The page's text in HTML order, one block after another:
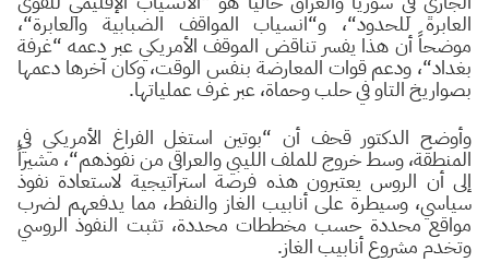
العابرة للحدود“، و“انسياب المواقف الضبابية والعابرة“،
موضحاً أن هذا يفسر تناقض الموقف الأمريكي عبر دعمه “غرفة
بغداد“، ودعم قوات المعارضة بنفس الوقت، وكان آخرها دعمها
بصواريخ التاو في حلب وحماة، عبر غرف عملياتها.
وأوضح الدكتور قحف أن “بوتين استغل الفراغ الأمريكي في
المنطقة، وسط خروج للملف الليبي والعراقي من نفوذهم“، مشيراً
إلى أن الروس يعتبرون هذه فرصة استراتيجية لاستعادة نفوذ
سياسي، وسيطرة على أنابيب الغاز والنفط، مما يدفعهم لضرب
مواقع محددة حسب مخططات محددة، تثبت النفوذ الروسي
وتخدم مشروع أنابيب الغاز.